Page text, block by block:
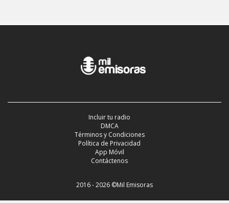
Incluir tu radio
DMCA
Términos y Condiciones
Política de Privacidad
App Móvil
Contáctenos
2016 - 2026 ©Mil Emisoras